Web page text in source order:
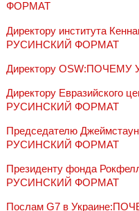
ФОРМАТ
Директору института
РУСИНСКИЙ ФОРМАТ
Директору
Директору Евразийского
РУСИНСКИЙ ФОРМАТ
Председателю
РУСИНСКИЙ ФОРМАТ
Президенту фонда
РУСИНСКИЙ ФОРМАТ
Послам G7 в